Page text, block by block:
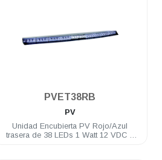
PVET38RB
PV
Unidad Encubierta PV Rojo/Azul
trasera de 38 LEDs 1 Watt 12 VDC 2